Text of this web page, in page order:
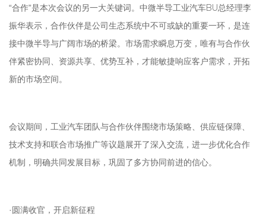
“合作”是本次会议的另一大关键词。中微半导工业汽车BU总经理李
振华表示，合作伙伴是公司生态系统中不可或缺的重要一环，是连
接中微半导与广阔市场的桥梁。市场需求瞬息万变，唯有与合作伙
伴紧密协同、资源共享、优势互补，才能敏捷响应客户需求，开拓
新的市场空间。
会议期间，工业汽车团队与合作伙伴围绕市场策略、供应链保障、
技术支持和联合市场推广等议题展开了深入交流，进一步优化合作
机制，明确共同发展目标，巩固了多方协同前进的信心。
·圆满收官，开启新征程